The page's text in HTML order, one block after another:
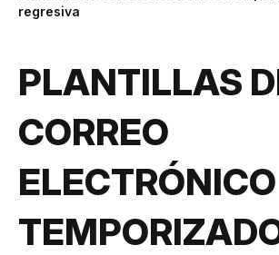
regresiva
PLANTILLAS
CORREO
ELECTRÓNICO